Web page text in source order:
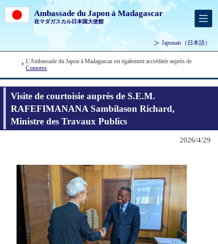
Ambassade du Japon à Madagascar
在マダガスカル日本国大使館
Japonais（日本語）
L'Ambassade du Japon à Madagascar est également accréditée auprès de
Comores.
Visite de courtoisie auprès de S.E.M.
RAFEFIMANANA Sambilason Richard,
Ministre des Travaux Publics
2026/4/29